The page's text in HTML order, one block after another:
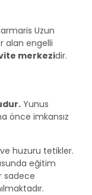
Uzun
alan engelli
merkezidir.
Yunus
önce imkansız
huzuru tetikler.
eğitim
sadece